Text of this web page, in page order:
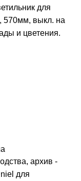
для
570мм, выкл. на
и цветения.
, архив -
для